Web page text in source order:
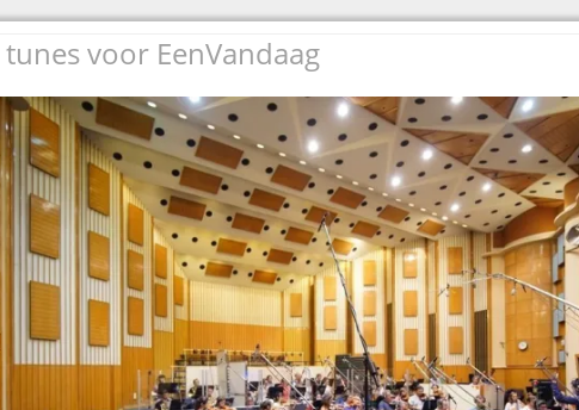
De Tourflitsjingle –
wie zijn de makers?
Jingledemo’s en hun
tags
Dallas jingle city
De Tourtune
Ferry Maat 65
Ferry Maat interview
Jingle Awards
Jingle NIEUW
Omroepbanden
Stoomfluit Klaas
Vaak
JAM in pictures
Pepper & Tanner in
pictures
Top Format in
pictures
Dik Voormekaar in
foto’s
voor EenVandaag